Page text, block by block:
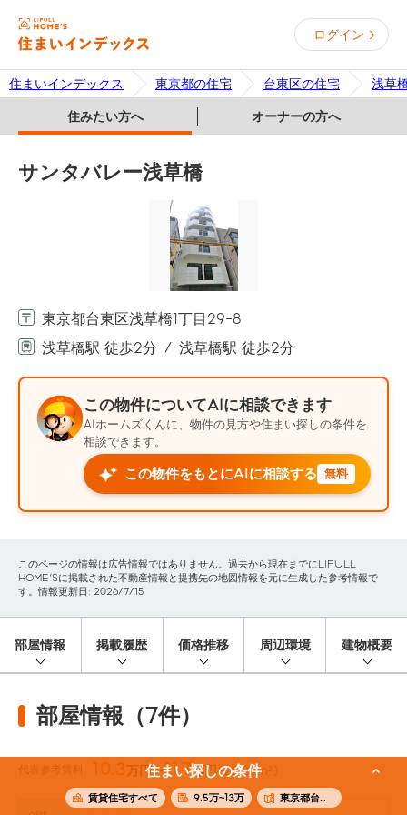
ログイン
住まいインデックス 東京都の住宅 台東区の住宅 浅草
住みたい方へ オーナーの方へ
住まい探しの条件
賃貸住宅すべて 9.5万~13万 東京都台東区
サンタバレー浅草橋
東京都台東区浅草橋1丁目29-8
浅草橋駅 徒歩2分
浅草橋駅 徒歩2分
この物件についてAIに相談できます
AIホームズくんに、物件の見方や住まい探しの条件を
相談できます。
この物件をもとにAIに相談する 無料
このページの情報は広告情報ではありません。過去から現在までにLIFULL
HOME'Sに掲載された不動産情報と提携先の地図情報を元に生成した参考情報で
す。情報更新日: 2026/7/15
部屋情報 掲載履歴 価格推移 周辺環境 建物概要
部屋情報（7件）
10.3 万円〜11.7万円(25.28m²)